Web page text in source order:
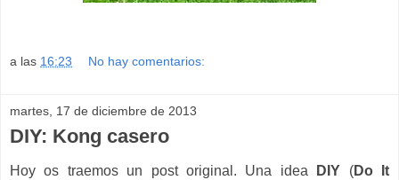
a las 16:23 No hay comentarios:
martes, 17 de diciembre de 2013
DIY: Kong casero
Hoy os traemos un post original. Una idea DIY (Do It